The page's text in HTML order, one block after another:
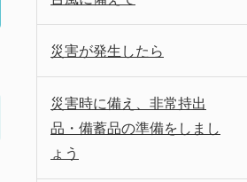
災害が発生したら
災害時に備え、非常持出
品・備蓄品の準備をしまし
ょう